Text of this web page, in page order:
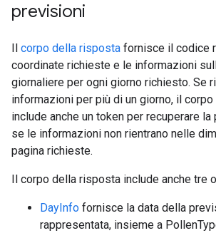
previsioni
Il corpo della risposta fornisce il codice
coordinate richieste e le informazioni
giornaliere per ogni giorno richiesto. Se
informazioni per più di un giorno, il
include anche un token per recuperare
se le informazioni non rientrano nelle
pagina richieste.
Il corpo della risposta include anche tre
DayInfo fornisce la data della
rappresentata, insieme a